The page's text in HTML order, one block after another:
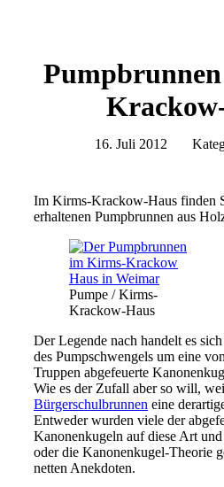
16. Juli 2012
Im Kirms-Krackow-Haus finden
erhaltenen Pumpbrunnen aus
Pumpe / Kirms-
Krackow-Haus
Der Legende nach handelt es
des Pumpschwengels um eine
Truppen abgefeuerte
Wie es der Zufall aber so will,
Bürgerschulbrunnen eine
Entweder wurden viele der
Kanonenkugeln auf diese Art
oder die Kanonenkugel-Theorie
netten Anekdoten.